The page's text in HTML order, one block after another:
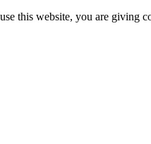
this website, you are giving